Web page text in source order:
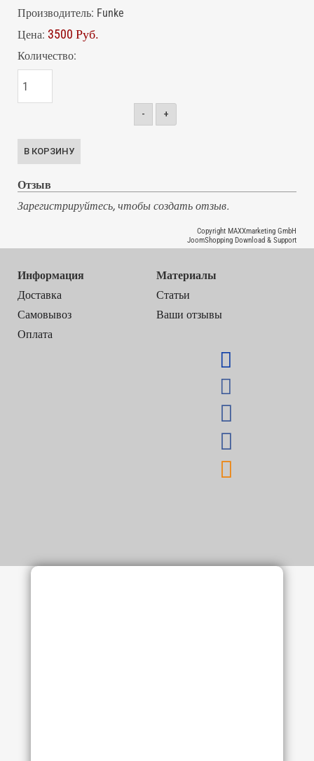
Производитель: Funke
Цена: 3500 Руб.
Количество:
- +
Отзыв
Зарегистрируйтесь, чтобы создать отзыв.
Copyright MAXXmarketing GmbH
JoomShopping Download & Support
Информация
Доставка
Самовывоз
Оплата
Материалы
Статьи
Ваши отзывы